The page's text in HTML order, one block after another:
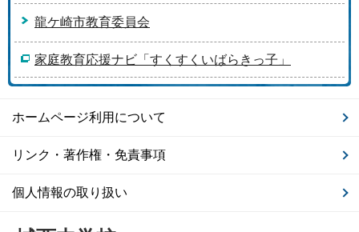
龍ケ崎市教育委員会
家庭教育応援ナビ「すくすくいばらきっ子」
ホームページ利用について
リンク・著作権・免責事項
個人情報の取り扱い